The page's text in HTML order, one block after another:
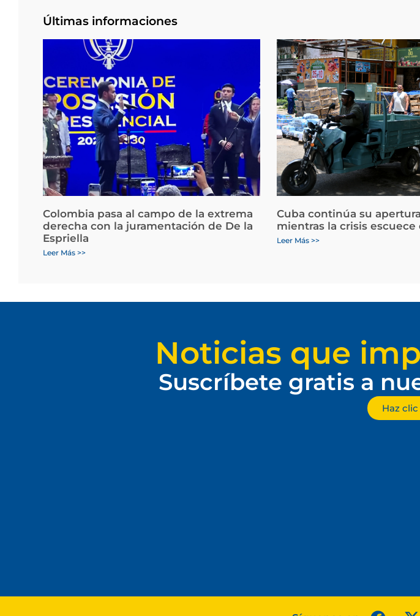
Últimas informaciones
Colombia pasa al campo de la extrema
derecha con la juramentación de De la
Espriella
Leer Más >>
Cuba continúa su
mientras la crisis escuece
Leer Más >>
Noticias que
Suscríbete gratis a
Haz